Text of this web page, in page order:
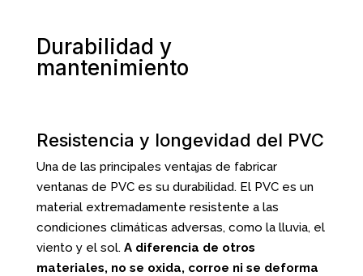
Durabilidad y
mantenimiento
Resistencia y longevidad del PVC
Una de las principales ventajas de fabricar
ventanas de PVC es su durabilidad. El PVC es un
material extremadamente resistente a las
condiciones climáticas adversas, como la lluvia, el
viento y el sol. A diferencia de otros
materiales, no se oxida, corroe ni se deforma